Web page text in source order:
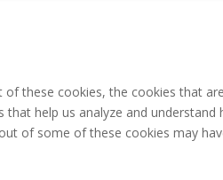
these cookies, the cookies that
help us analyze and
of some of these cookies may